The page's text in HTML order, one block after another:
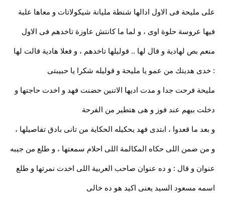
على مليحة فى الاول ادالها شنطة مليانة شيكولاتات و معاها علبة
فيها عروسة حلوة اوى ، و لما ما كانتش عاوزة تاخدهم فى الاول
منعم بص لهادية و قال لها .. قوليلها تاخدهم ، و فعلا هادية قالت لها
: خدى هديتك من عمو يا مليحة و قوليله شكرا يا حبيبتى
مليحة فرحت جدا و مدت اديها الاتنين حضنت فهد و اخدت حاجتها و
دخلت بيهم عند فوز و هى هتطير من الفرحة
و بعد ما قعدوا ، ابتدى فهد يحكيله الحكاية من تانى بادق تفاصيلها ،
و من ضمن اللى حكاه المكالمة اللى احلام سمعتها ، و طلع من جيبه
عنوان و قال : و ده عنوان صاحب العربية اللى اخدت نمرتها و طلع
اسمه مسعود السيد يعنى اكيد هو ده خالى